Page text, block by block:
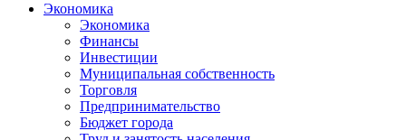
Экономика
Экономика
Финансы
Инвестиции
Муниципальная собственность
Торговля
Предпринимательство
Бюджет города